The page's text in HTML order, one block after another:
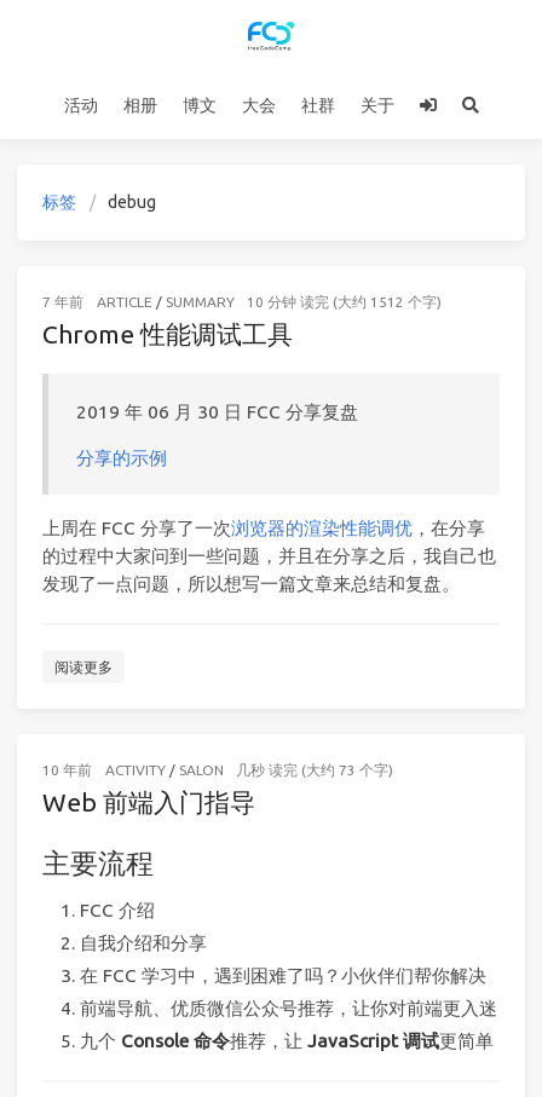
活动 相册 博文 大会 社群 关于
标签 debug
7 年前 ARTICLE / SUMMARY 10 分钟 读完 (大约 1512 个字)
Chrome 性能调试工具
2019 年 06 月 30 日 FCC 分享复盘
分享的示例
上周在 FCC 分享了一次浏览器的渲染性能调优 ，在分享
的过程中大家问到一些问题，并且在分享之后，我自己也
发现了一点问题，所以想写一篇文章来总结和复盘。
阅读更多
10 年前 ACTIVITY/ SALON 几秒 读完 (大约 73 个字)
Web 前端入门指导
主要流程
FCC 介绍
自我介绍和分享
在 FCC 学习中，遇到困难了吗？小伙伴们帮你解决
前端导航、优质微信公众号推荐，让你对前端更入迷
九个 Console 命令推荐，让 JavaScript 调试更简单